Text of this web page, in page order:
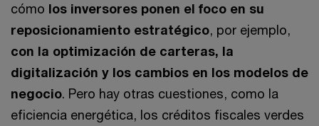
cómo los inversores ponen el foco en su
reposicionamiento estratégico, por ejemplo,
con la optimización de carteras, la
digitalización y los cambios en los modelos de
negocio. Pero hay otras cuestiones, como la
eficiencia energética, los créditos fiscales verdes